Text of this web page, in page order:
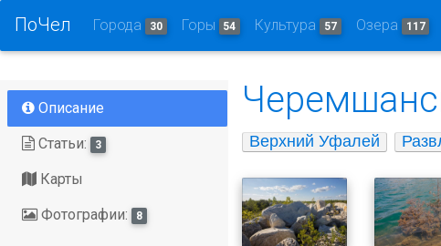
ПоЧел Города 30 Горы 54 Культура 57 Озера 117
Описание
Статьи: 3
Карты
Фотографии: 8
Верхний Уфалей